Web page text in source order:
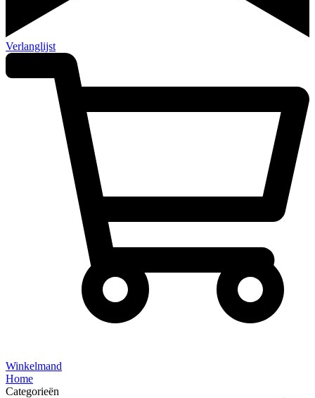
Verlanglijst
Winkelmand
Home
Categorieën